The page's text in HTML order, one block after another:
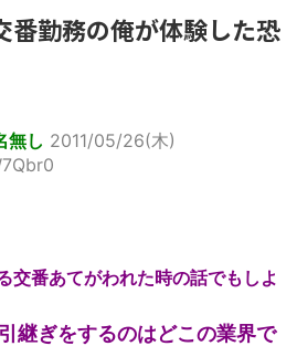
番勤務の俺が体験した恐
無し 2011/05/26(木)
交番あてがわれた時の話でもしよ
継ぎをするのはどこの業界で